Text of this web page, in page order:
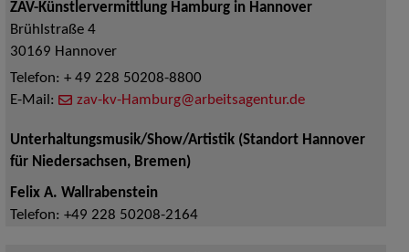
ZAV-Künstlervermittlung Hamburg in Hannover
Brühlstraße 4
30169 Hannover
Telefon: + 49 228 50208-8800
E-Mail:
zav-kv-Hamburg@arbeitsagentur.de
Unterhaltungsmusik/Show/Artistik (Standort Hannover
für Niedersachsen, Bremen)
Felix A. Wallrabenstein
Telefon: +49 228 50208-2164